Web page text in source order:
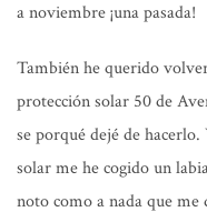
a noviembre ¡una pasada!
También he querido
protección solar 50 de
se porqué dejé de
solar me he cogido un
noto como a nada que me